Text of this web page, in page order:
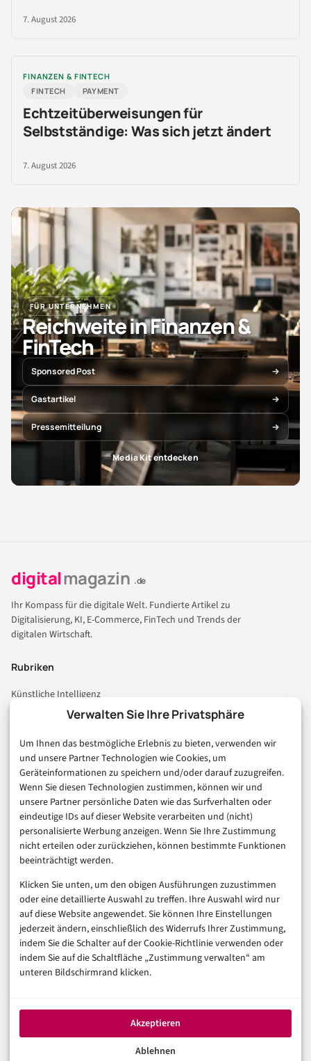
Verwalten Sie Ihre Privatsphäre
Um Ihnen das bestmögliche Erlebnis zu bieten, verwenden wir
und unsere Partner Technologien wie Cookies, um
Geräteinformationen zu speichern und/oder darauf zuzugreifen.
Wenn Sie diesen Technologien zustimmen, können wir und
unsere Partner persönliche Daten wie das Surfverhalten oder
eindeutige IDs auf dieser Website verarbeiten und (nicht)
personalisierte Werbung anzeigen. Wenn Sie Ihre Zustimmung
nicht erteilen oder zurückziehen, können bestimmte Funktionen
beeinträchtigt werden.
Klicken Sie unten, um den obigen Ausführungen zuzustimmen
oder eine detaillierte Auswahl zu treffen. Ihre Auswahl wird nur
auf diese Website angewendet. Sie können Ihre Einstellungen
jederzeit ändern, einschließlich des Widerrufs Ihrer Zustimmung,
indem Sie die Schalter auf der Cookie-Richtlinie verwenden oder
indem Sie auf die Schaltfläche „Zustimmung verwalten“ am
unteren Bildschirmrand klicken.
Akzeptieren
Ablehnen
7. August 2026
FINANZEN & FINTECH
FINTECH
PAYMENT
Echtzeitüberweisungen für
Selbstständige: Was sich jetzt ändert
7. August 2026
FÜR UNTERNEHMEN
Reichweite in Finanzen &
FinTech
Sponsored Post
Gastartikel
Pressemitteilung
Media Kit entdecken
digitalmagazin .de
Ihr Kompass für die digitale Welt. Fundierte Artikel zu
Digitalisierung, KI, E-Commerce, FinTech und Trends der
digitalen Wirtschaft.
Rubriken
Künstliche Intelligenz
Technologie & IT
Consumer & Digital Life
Marketing
Finanzen & FinTech
Business & Karriere
Sicherheit & Recht
Digitalisierung
Marketing
Magazin
Unsere Redaktion
Werbeformate & Media Kit
Rechtliches
Datenschutzerklärung (EU)
Cookie-Richtlinie (EU)